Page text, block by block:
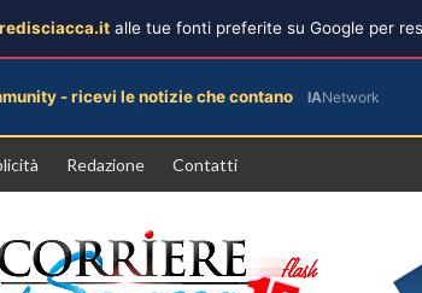
Redazione Contatti
alle tue fonti preferite su Google per
- ricevi le notizie che contano IANetwork